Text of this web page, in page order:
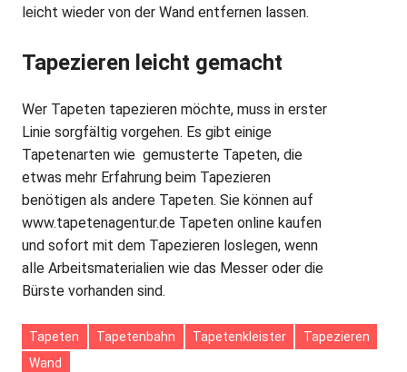
leicht wieder von der Wand entfernen lassen.
Tapezieren leicht gemacht
Wer Tapeten tapezieren möchte, muss in erster
Linie sorgfältig vorgehen. Es gibt einige
Tapetenarten wie gemusterte Tapeten, die
etwas mehr Erfahrung beim Tapezieren
benötigen als andere Tapeten. Sie können auf
www.tapetenagentur.de Tapeten online kaufen
und sofort mit dem Tapezieren loslegen, wenn
alle Arbeitsmaterialien wie das Messer oder die
Bürste vorhanden sind.
Tapeten Tapetenbahn Tapetenkleister
Tapezieren
Wand